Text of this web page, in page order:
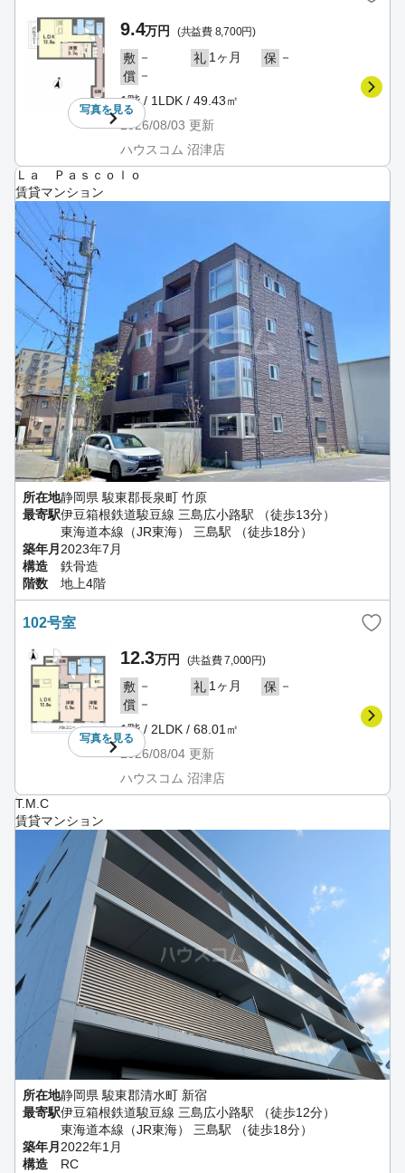
写真を見る
9.4万円 (共益費 8,700円)
敷 － 礼 1ヶ月 保 －
償 －
1階 / 1LDK / 49.43㎡
2026/08/03 更新
ハウスコム 沼津店
Ｌａ Ｐａｓｃｏｌｏ
賃貸マンション
所在地静岡県 駿東郡長泉町 竹原
最寄駅伊豆箱根鉄道駿豆線 三島広小路駅 （徒歩13分）
東海道本線（JR東海） 三島駅 （徒歩18分）
築年月 2023年7月
構造
鉄骨造
階数
地上4階
102号室
写真を見る
12.3万円 (共益費 7,000円)
敷 － 礼 1ヶ月 保 －
償 －
1階 / 2LDK / 68.01㎡
2026/08/04 更新
ハウスコム 沼津店
T.M.C
賃貸マンション
所在地静岡県 駿東郡清水町 新宿
最寄駅伊豆箱根鉄道駿豆線 三島広小路駅 （徒歩12分）
東海道本線（JR東海） 三島駅 （徒歩18分）
築年月 2022年1月
構造
RC